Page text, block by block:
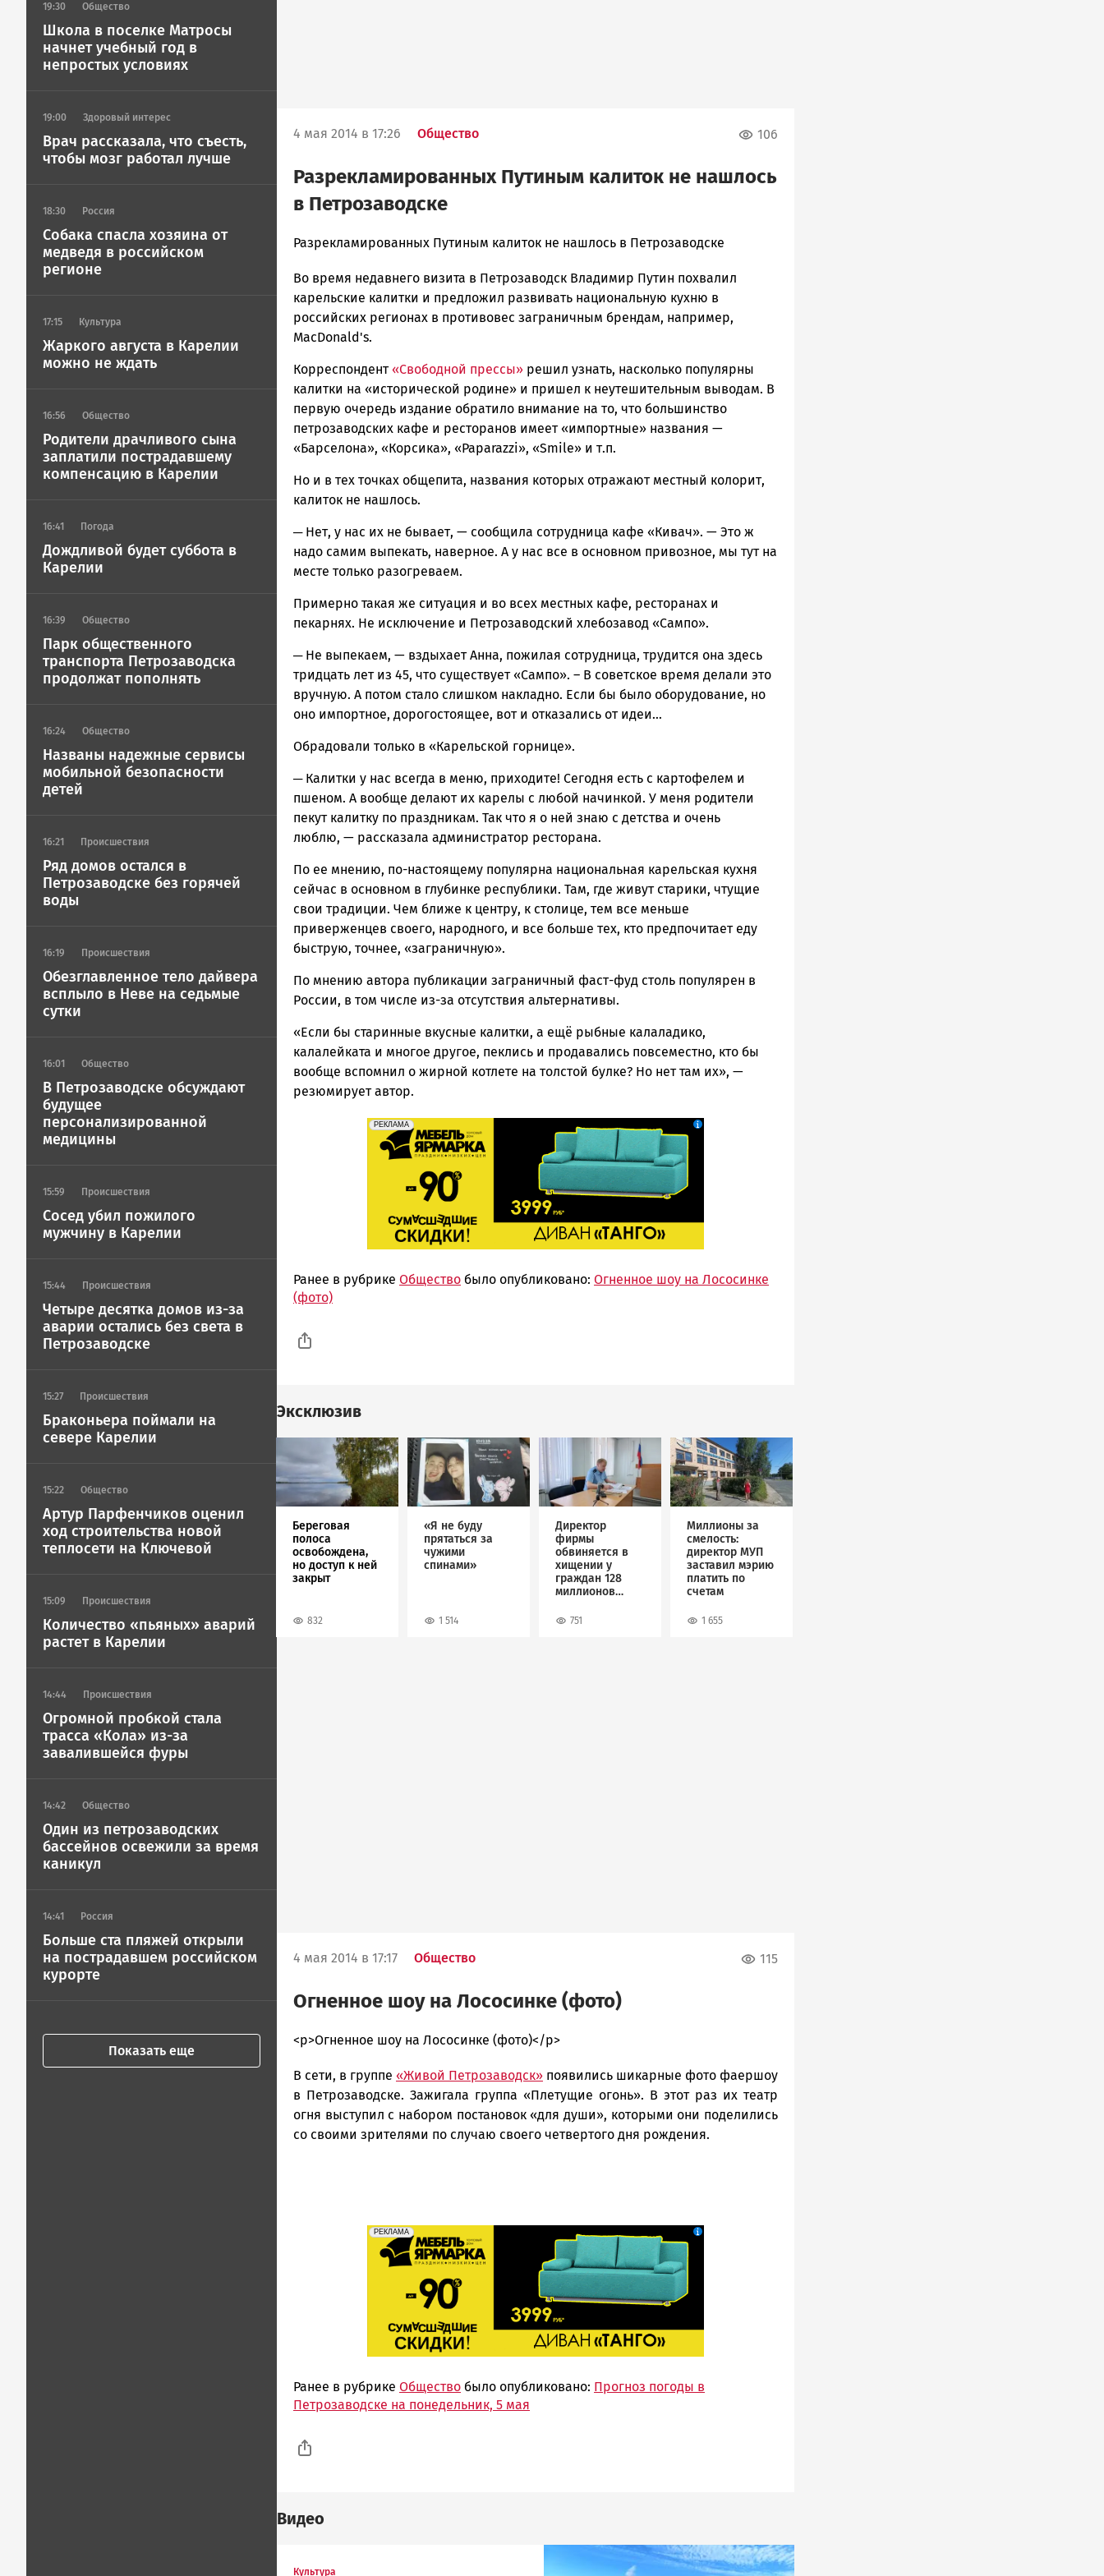
19:30 Общество
Школа в поселке Матросы
начнет учебный год в
непростых условиях
19:00 Здоровый интерес
Врач рассказала, что съесть,
чтобы мозг работал лучше
18:30 Россия
Собака спасла хозяина от
медведя в российском
регионе
17:15 Культура
Жаркого августа в Карелии
можно не ждать
16:56 Общество
Родители драчливого сына
заплатили пострадавшему
компенсацию в Карелии
16:41 Погода
Дождливой будет суббота в
Карелии
16:39 Общество
Парк общественного
транспорта Петрозаводска
продолжат пополнять
16:24 Общество
Названы надежные сервисы
мобильной безопасности
детей
16:21 Происшествия
Ряд домов остался в
Петрозаводске без горячей
воды
16:19 Происшествия
Обезглавленное тело дайвера
всплыло в Неве на седьмые
сутки
16:01 Общество
В Петрозаводске обсуждают
будущее
персонализированной
медицины
15:59 Происшествия
Сосед убил пожилого
мужчину в Карелии
15:44 Происшествия
Четыре десятка домов из-за
аварии остались без света в
Петрозаводске
15:27 Происшествия
Браконьера поймали на
севере Карелии
15:22 Общество
Артур Парфенчиков оценил
ход строительства новой
теплосети на Ключевой
15:09 Происшествия
Количество «пьяных» аварий
растет в Карелии
14:44 Происшествия
Огромной пробкой стала
трасса «Кола» из-за
завалившейся фуры
14:42 Общество
Один из петрозаводских
бассейнов освежили за время
каникул
14:41 Россия
Больше ста пляжей открыли
на пострадавшем российском
курорте
Показать еще
4 мая 2014 в 17:26 Общество 106
Разрекламированных Путиным калиток не нашлось
в Петрозаводске
admintimur
Петрозаводска
и
Карелии
|
ГОВОРИТ
Разрекламированных Путиным калиток не нашлось в Петрозаводске
Во время недавнего визита в Петрозаводск Владимир Путин похвалил
карельские калитки и предложил развивать национальную кухню в
российских регионах в противовес заграничным брендам, например,
MacDonald's.
Корреспондент«Свободной прессы» решил узнать, насколько популярны
калитки на «исторической родине» и пришел к неутешительным выводам. В
первую очередь издание обратило внимание на то, что большинство
петрозаводских кафе и ресторанов имеет «импортные» названия —
«Барселона», «Корсика», «Paparazzi», «Smile» и т.п.
Но и в тех точках общепита, названия которых отражают местный колорит,
калиток не нашлось.
─ Нет, у нас их не бывает, — сообщила сотрудница кафе «Кивач». — Это ж
надо самим выпекать, наверное. А у нас все в основном привозное, мы тут на
месте только разогреваем.
Примерно такая же ситуация и во всех местных кафе, ресторанах и
пекарнях. Не исключение и Петрозаводский хлебозавод «Сампо».
─ Не выпекаем, — вздыхает Анна, пожилая сотрудница, трудится она здесь
тридцать лет из 45, что существует «Сампо». – В советское время делали это
вручную. А потом стало слишком накладно. Если бы было оборудование, но
оно импортное, дорогостоящее, вот и отказались от идеи…
Обрадовали только в «Карельской горнице».
─ Калитки у нас всегда в меню, приходите! Сегодня есть с картофелем и
пшеном. А вообще делают их карелы с любой начинкой. У меня родители
пекут калитку по праздникам. Так что я о ней знаю с детства и очень
люблю, — рассказала администратор ресторана.
По ее мнению, по-настоящему популярна национальная карельская кухня
сейчас в основном в глубинке республики. Там, где живут старики, чтущие
свои традиции. Чем ближе к центру, к столице, тем все меньше
приверженцев своего, народного, и все больше тех, кто предпочитает еду
быструю, точнее, «заграничную».
По мнению автора публикации заграничный фаст-фуд столь популярен в
России, в том числе из-за отсутствия альтернативы.
«Если бы старинные вкусные калитки, а ещё рыбные калаладико,
калалейката и многое другое, пеклись и продавались повсеместно, кто бы
вообще вспомнил о жирной котлете на толстой булке? Но нет там их», —
резюмирует автор.
erid: 2SDnjeFymr3
РЕКЛАМА
Реклама
Ранее в рубрике Общество было опубликовано: Огненное шоу на Лососинке
(фото)
Эксклюзив
Береговая
полоса
освобождена,
но доступ к ней
закрыт
832
Image
«Я не буду
прятаться за
чужими
спинами»
1 514
Директор
фирмы
обвиняется в
хищении у
граждан 128
миллионов
751
Image
Миллионы за
смелость:
директор МУП
заставил мэрию
платить по
счетам
1 655
4 мая 2014 в 17:17 Общество 115
Огненное шоу на Лососинке (фото)
admintimur
Петрозаводска
и
Карелии
|
<p>Огненное шоу на Лососинке (фото)</p>
В сети, в группе «Живой Петрозаводск» появились шикарные фото фаершоу
в Петрозаводске. Зажигала группа «Плетущие огонь». В этот раз их театр
огня выступил с набором постановок «для души», которыми они поделились
со своими зрителями по случаю своего четвертого дня рождения.
erid: 2SDnjeFymr3
РЕКЛАМА
Реклама
Ранее в рубрике Общество было опубликовано: Прогноз погоды в
Петрозаводске на понедельник, 5 мая
Видео
Культура